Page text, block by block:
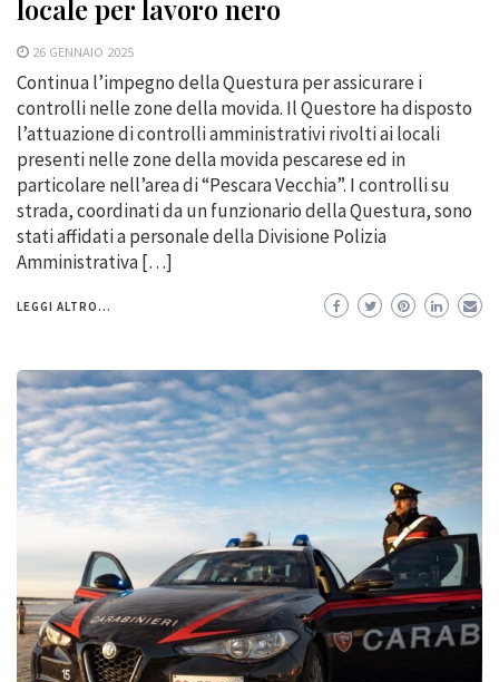
locale per lavoro nero
26 GENNAIO 2025
Continua l’impegno della Questura per assicurare i
controlli nelle zone della movida. Il Questore ha disposto
l’attuazione di controlli amministrativi rivolti ai locali
presenti nelle zone della movida pescarese ed in
particolare nell’area di “Pescara Vecchia”. I controlli su
strada, coordinati da un funzionario della Questura, sono
stati affidati a personale della Divisione Polizia
Amministrativa […]
LEGGI ALTRO...